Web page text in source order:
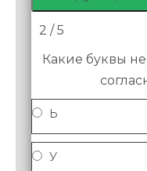
2 / 5
Какие буквы
Ь
У